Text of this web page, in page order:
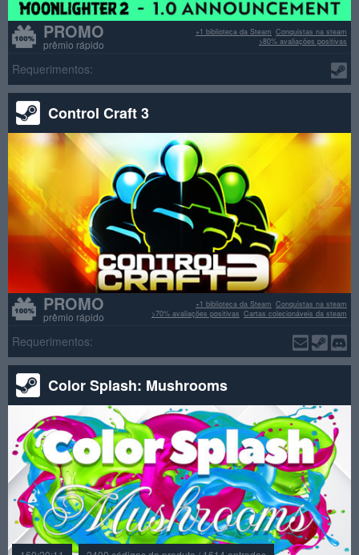
PROMO
prêmio rápido
Conquistas na steam
+1 biblioteca da Steam
>80% avaliações positivas
Requerimentos:
Control Craft 3
PROMO
prêmio rápido
Conquistas na steam
+1 biblioteca da Steam
Cartas colecionáveis da steam
>70% avaliações positivas
Requerimentos:
Color Splash: Mushrooms